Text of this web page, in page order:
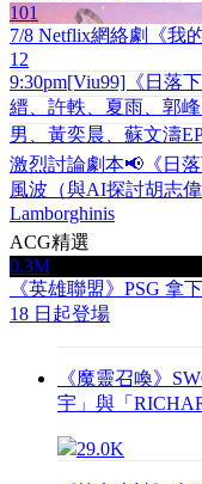
101
7/8 Netflix網絡劇《我
12
9:30pm[Viu99]《日落
縉、許軼、夏雨、郭
男、黃奕晨、蘇文濤
激烈討論劇本📢《日落
風波（與AI探討胡志
Lamborghinis
ACG精選
0.3M
《英雄聯盟》PSG 拿
18 日起登場
《魔靈召喚》
宇」與「
29.0K